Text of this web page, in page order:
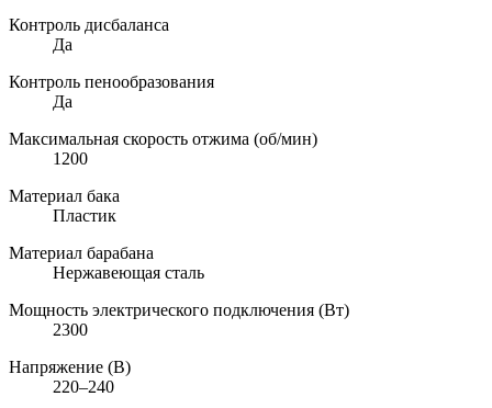
Контроль дисбаланса
Да
Контроль пенообразования
Да
Максимальная скорость отжима (об/мин)
1200
Материал бака
Пластик
Материал барабана
Нержавеющая сталь
Мощность электрического подключения (Вт)
2300
Напряжение (В)
220–240